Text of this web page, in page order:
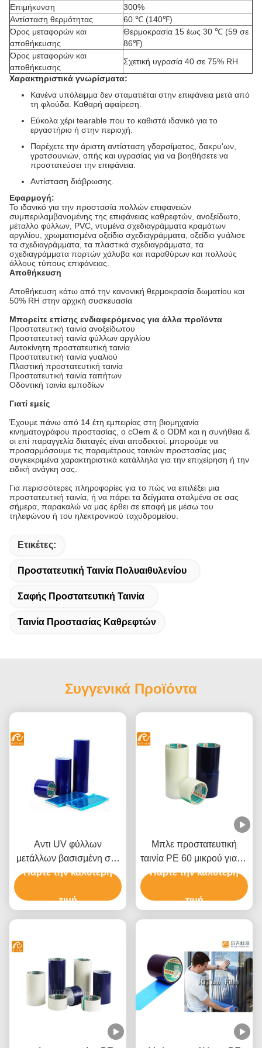
Επιμήκυνση
300%
Αντίσταση θερμότητας
60 ℃ (140℉)
Όρος μεταφορών και
αποθήκευσης
Θερμοκρασία 15 έως 30 ℃ (59 σε
86℉)
Όρος μεταφορών και
αποθήκευσης
Σχετική υγρασία 40 σε 75% RH
Χαρακτηριστικά γνωρίσματα:
Κανένα υπόλειμμα δεν σταματιέται στην επιφάνεια μετά από
τη φλούδα. Καθαρή αφαίρεση.
Εύκολα χέρι tearable που το καθιστά ιδανικό για το
εργαστήριο ή στην περιοχή.
Παρέχετε την άριστη αντίσταση γδαρσίματος, δακρυ'ων,
γρατσουνιών, οπής και υγρασίας για να βοηθήσετε να
προστατεύσει την επιφάνεια.
Αντίσταση διάβρωσης.
Εφαρμογή:
Το ιδανικό για την προστασία πολλών επιφανειών
συμπεριλαμβανομένης της επιφάνειας καθρεφτών, ανοξείδωτο,
μέταλλο φύλλων, PVC, ντυμένα σχεδιαγράμματα κραμάτων
αργιλίου, χρωματισμένα οξείδιο σχεδιαγράμματα, οξείδιο γυάλισε
τα σχεδιαγράμματα, τα πλαστικά σχεδιαγράμματα, τα
σχεδιαγράμματα πορτών χάλυβα και παραθύρων και πολλούς
άλλους τύπους επιφάνειας.
Αποθήκευση
Αποθήκευση κάτω από την κανονική θερμοκρασία δωματίου και
50% RH στην αρχική συσκευασία
Μπορείτε επίσης ενδιαφερόμενος για άλλα προϊόντα
Προστατευτική ταινία ανοξείδωτου
Προστατευτική ταινία φύλλων αργιλίου
Αυτοκίνητη προστατευτική ταινία
Προστατευτική ταινία γυαλιού
Πλαστική προστατευτική ταινία
Προστατευτική ταινία ταπήτων
Οδοντική ταινία εμποδίων
Γιατί εμείς
Έχουμε πάνω από 14 έτη εμπειρίας στη βιομηχανία
κινηματογράφου προστασίας, ο cOem & ο ODM και η συνήθεια &
οι επί παραγγελία διαταγές είναι αποδεκτοί. μπορούμε να
προσαρμόσουμε τις παραμέτρους ταινιών προστασίας μας
συγκεκριμένα χαρακτηριστικά κατάλληλα για την επιχείρηση ή την
ειδική ανάγκη σας.
Για περισσότερες πληροφορίες για το πώς να επιλέξει μια
προστατευτική ταινία, ή να πάρει τα δείγματα σταλμένα σε σας
σήμερα, παρακαλώ να μας έρθει σε επαφή με μέσω του
τηλεφώνου ή του ηλεκτρονικού ταχυδρομείου.
Ετικέτες:
Προστατευτική Ταινία Πολυαιθυλενίου
Σαφής Προστατευτική Ταινία
Ταινία Προστασίας Καθρεφτών
Συγγενικά Προϊόντα
Αντι UV φύλλων
μετάλλων βασισμένη στο
διαλύτη κόλλα ταινιών
προστατευτική
Πάρτε την καλύτερη
τιμή
Μπλε προστατευτική
ταινία PE 60 μικρού για το
αλουμίνιο ανοξείδωτου
Πάρτε την καλύτερη
τιμή